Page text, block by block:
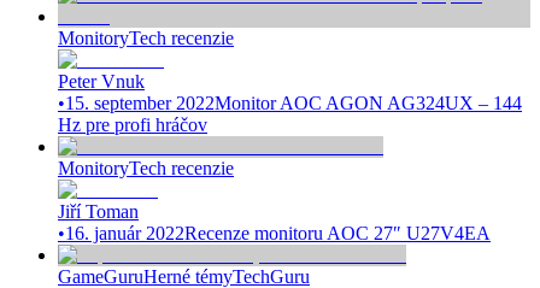
MonitoryTech recenzie
Peter Vnuk
•15. september 2022Monitor AOC AGON AG324UX – 144
Hz pre profi hráčov
MonitoryTech recenzie
Jiří Toman
•16. január 2022Recenze monitoru AOC 27″ U27V4EA
GameGuruHerné témyTechGuru